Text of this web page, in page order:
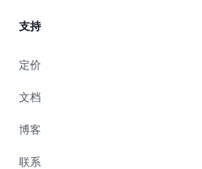
支持
定价
文档
博客
联系